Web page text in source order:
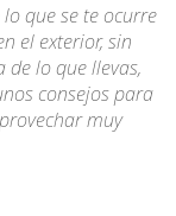
que se te ocurre
el exterior, sin
lo que llevas,
consejos para
muy